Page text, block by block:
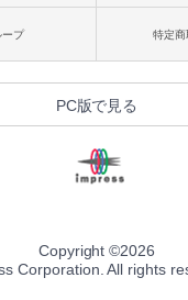
ープ 特定商
PC版で見る
Copyright ©2026
Corporation. All rights